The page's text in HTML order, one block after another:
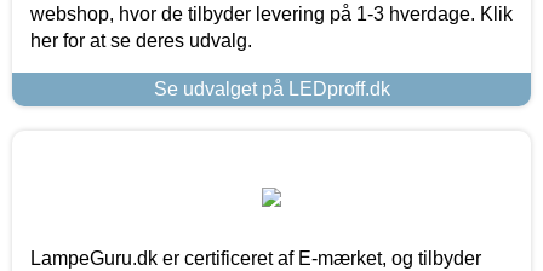
webshop, hvor de tilbyder levering på 1-3 hverdage. Klik
her for at se deres udvalg.
Se udvalget på LEDproff.dk
LampeGuru.dk er certificeret af E-mærket, og tilbyder